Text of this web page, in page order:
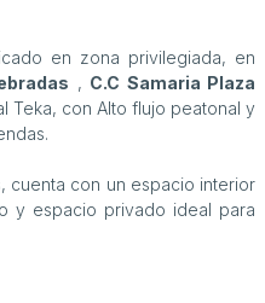
en zona privilegiada, en
, C.C Samaria Plaza
Teka, con Alto flujo peatonal y
cuenta con un espacio interior
y espacio privado ideal para